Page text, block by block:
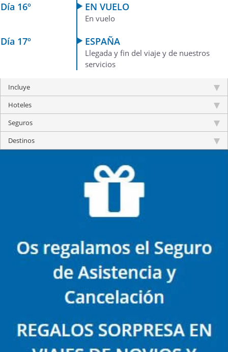
Día 16º EN VUELO
En vuelo
Día 17º ESPAÑA
Llegada y fin del viaje y de nuestros
servicios
Incluye
Hoteles
Seguros
Destinos